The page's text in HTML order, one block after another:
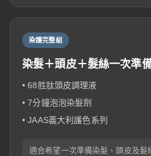
染護完整組
染髮＋頭皮＋髮絲一次準
• 68胜肽頭皮調理液
• 7分鐘泡泡染髮劑
• JAAS義大利護色系列
適合希望一次準備染髮、頭皮及髮